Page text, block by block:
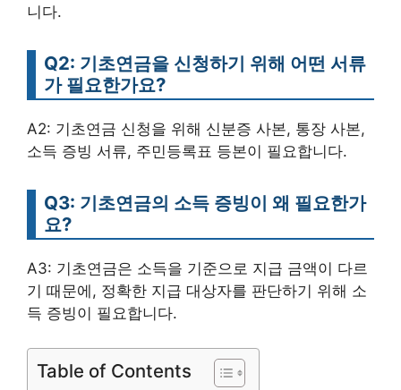
니다.
Q2: 기초연금을 신청하기 위해 어떤 서류
가 필요한가요?
A2: 기초연금 신청을 위해 신분증 사본, 통장 사본,
소득 증빙 서류, 주민등록표 등본이 필요합니다.
Q3: 기초연금의 소득 증빙이 왜 필요한가
요?
A3: 기초연금은 소득을 기준으로 지급 금액이 다르
기 때문에, 정확한 지급 대상자를 판단하기 위해 소
득 증빙이 필요합니다.
Table of Contents